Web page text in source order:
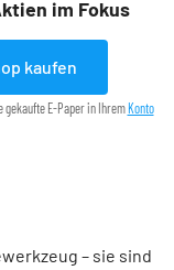
im Fokus
kaufen
gekaufte E-Paper in Ihrem Konto
– sie sind